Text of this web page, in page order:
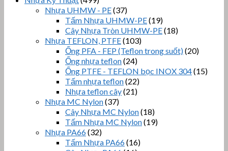
Nhựa UHMW - PE(37)
Tấm Nhựa UHMW-PE(19)
Cây Nhựa Tròn UHMW-PE(18)
Nhựa TEFLON, PTFE(103)
Ống PFA - FEP (Teflon trong suốt)(20)
Ống nhựa teflon(24)
Ống PTFE - TEFLON bọc INOX 304(15)
Tấm nhựa teflon(22)
Nhựa teflon cây(21)
Nhựa MC Nylon(37)
Cây Nhựa MC Nylon(18)
Tấm Nhựa MC Nylon(19)
Nhựa PA66(32)
Tấm Nhựa PA66(16)